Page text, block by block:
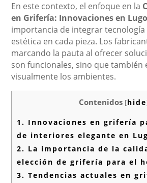
En este contexto, el enfoque en la
en Grifería: Innovaciones en Lugo
importancia de integrar tecnología
estética en cada pieza. Los
marcando la pauta al ofrecer
son funcionales, sino que también
visualmente los ambientes.
Contenidos [hide
1. Innovaciones en grifería
de interiores elegante en
2. La importancia de la
elección de grifería para el
3. Tendencias actuales en